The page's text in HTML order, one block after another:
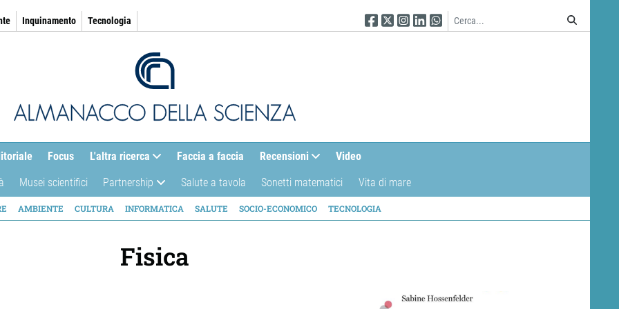
Inquinamento Tecnologia Seguici su Facebook
Seguici su Twitter
Seguici su Instagram
Seguici su Linkedin
Seguici su WhatsApp
Focus L'altra ricerca Faccia a faccia Recensioni Video
Musei scientifici Partnership Salute a tavola Sonetti matematici Vita di mare
AMBIENTE CULTURA INFORMATICA SALUTE SOCIO-ECONOMICO TECNOLOGIA
Fisica